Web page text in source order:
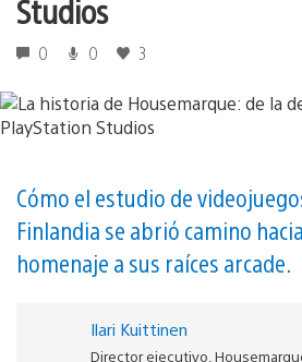
Studios
0 0 3
Cómo el estudio de
Finlandia se abrió camino
homenaje a sus raíces arcade.
Ilari Kuittinen
Director ejecutivo,